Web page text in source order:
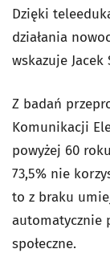
Dzięki
działania
wskazuje Jacek
Z badań
Komunikacji
powyżej 60
73,5% nie
to z braku
automatycznie
społeczne.